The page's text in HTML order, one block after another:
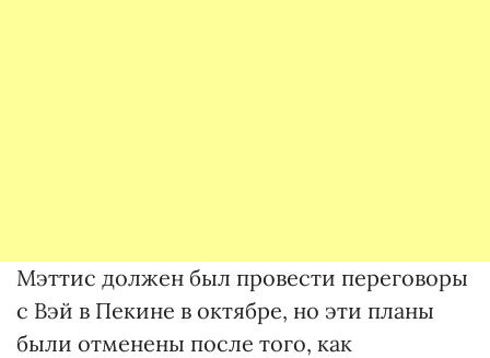
Мэттис должен был провести переговоры
с Вэй в Пекине в октябре, но эти планы
были отменены после того, как